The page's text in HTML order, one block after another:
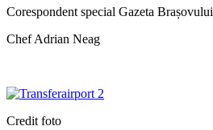
Corespondent special Gazeta Brașovului
Chef Adrian Neag
Credit foto